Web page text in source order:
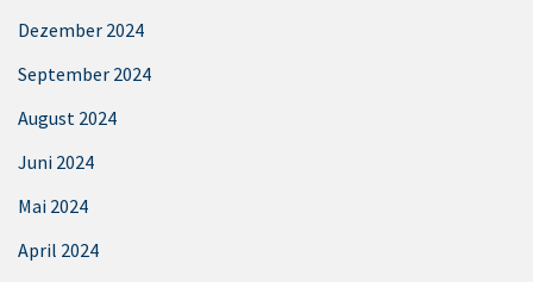
Dezember 2024
September 2024
August 2024
Juni 2024
Mai 2024
April 2024